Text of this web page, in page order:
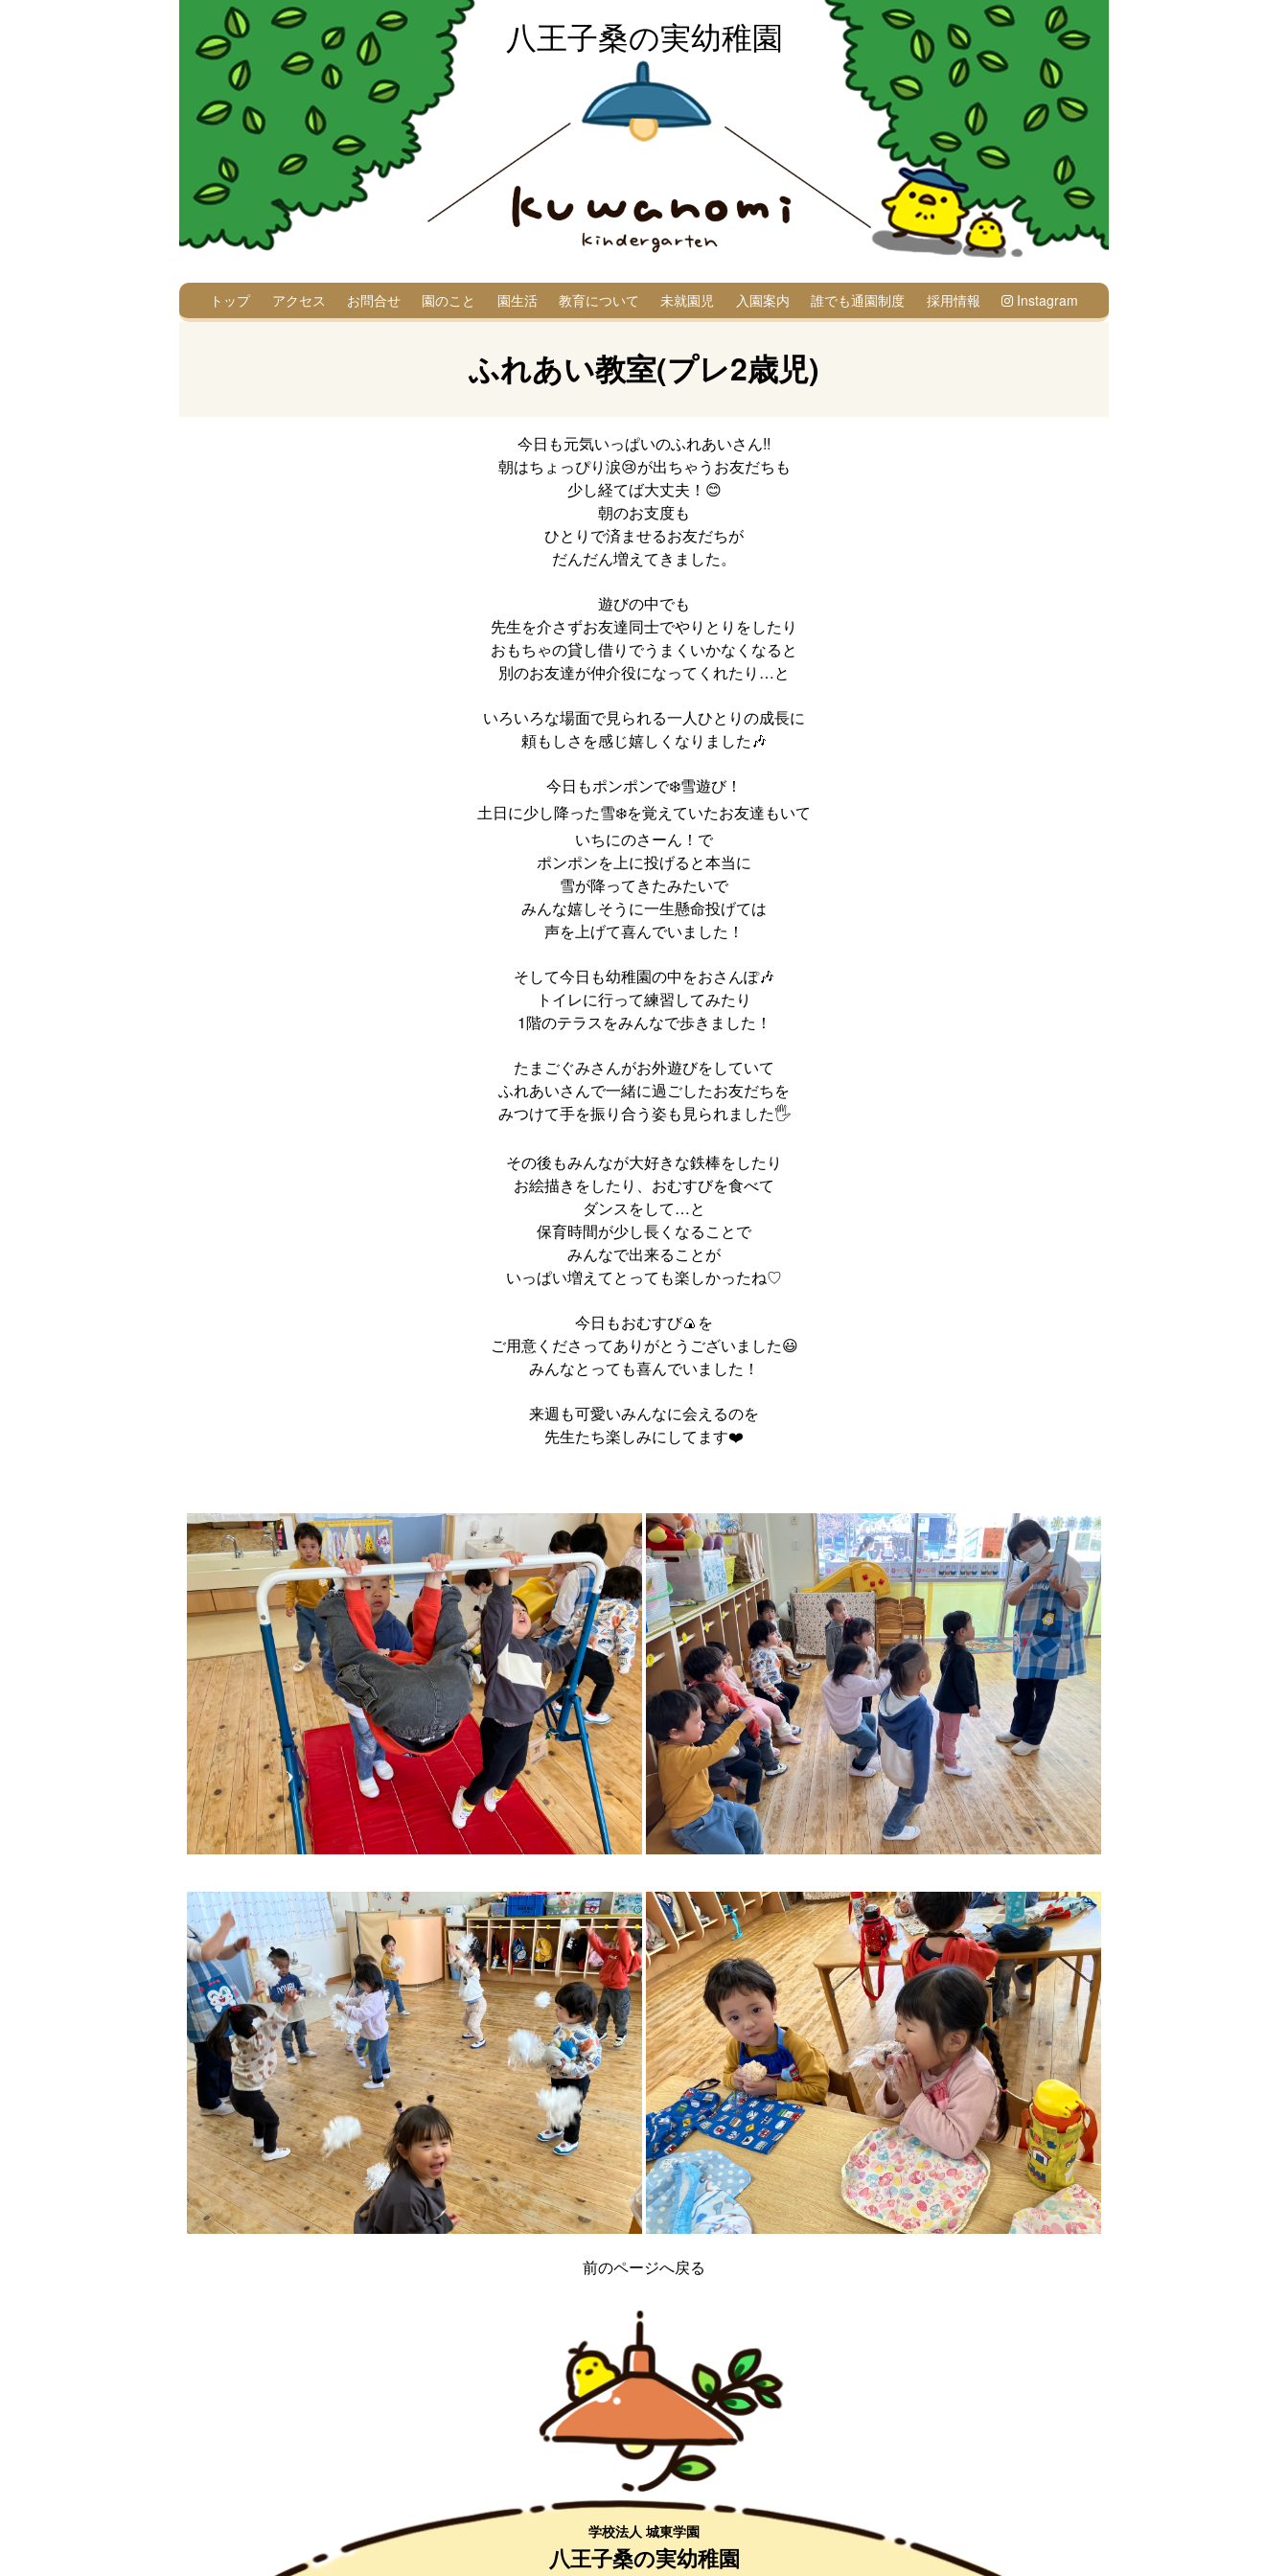
八王子桑の実幼稚園
トップ アクセス お問合せ 園のこと 園生活 教育について 未就園児 入園案内 誰でも通園制度 採用情報 Instagram
ふれあい教室(プレ2歳児)
今日も元気いっぱいのふれあいさん!!
朝はちょっぴり涙😢が出ちゃうお友だちも
少し経てば大丈夫！😊
朝のお支度も
ひとりで済ませるお友だちが
だんだん増えてきました。
遊びの中でも
先生を介さずお友達同士でやりとりをしたり
おもちゃの貸し借りでうまくいかなくなると
別のお友達が仲介役になってくれたり…と
いろいろな場面で見られる一人ひとりの成長に
頼もしさを感じ嬉しくなりました🎶
今日もポンポンで❄️雪遊び！
土日に少し降った雪❄️を覚えていたお友達もいて
いちにのさーん！で
ポンポンを上に投げると本当に
雪が降ってきたみたいで
みんな嬉しそうに一生懸命投げては
声を上げて喜んでいました！
そして今日も幼稚園の中をおさんぽ🎶
トイレに行って練習してみたり
1階のテラスをみんなで歩きました！
たまごぐみさんがお外遊びをしていて
ふれあいさんで一緒に過ごしたお友だちを
みつけて手を振り合う姿も見られました🖐️
その後もみんなが大好きな鉄棒をしたり
お絵描きをしたり、おむすびを食べて
ダンスをして…と
保育時間が少し長くなることで
みんなで出来ることが
いっぱい増えてとっても楽しかったね♡
今日もおむすび🍙を
ご用意くださってありがとうございました😃
みんなとっても喜んでいました！
来週も可愛いみんなに会えるのを
先生たち楽しみにしてます❤️
前のページへ戻る
学校法人 城東学園
八王子桑の実幼稚園